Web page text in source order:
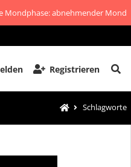
Mondphase: abnehmender Mond
Registrieren
Schlagworte